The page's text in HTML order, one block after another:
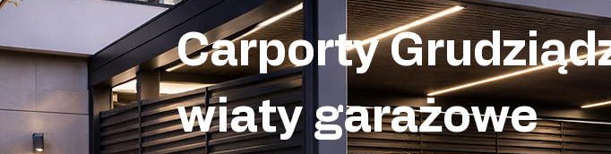
Carporty
wiaty garażowe